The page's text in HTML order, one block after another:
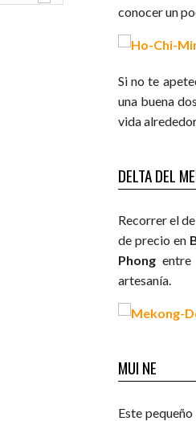
conocer un
Si no te
una buena
vida
DELTA DEL
Recorrer el
de precio en
Phong entre
artesanía.
MUI NE
Este